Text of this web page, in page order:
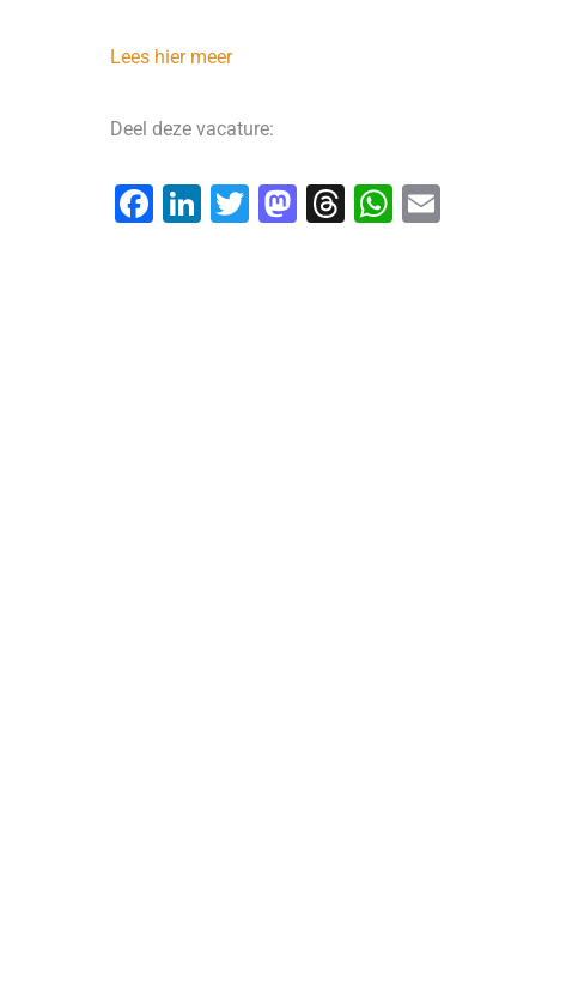
Lees hier meer
Deel deze vacature:
F
Li
T
M T
W